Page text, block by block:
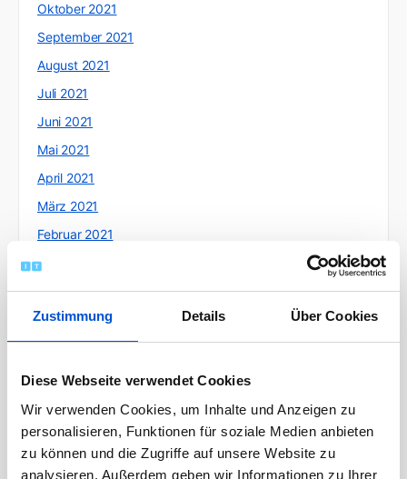
Zustimmung Details Über Cookies
Diese Webseite verwendet Cookies
Wir verwenden Cookies, um Inhalte und Anzeigen zu
personalisieren, Funktionen für soziale Medien anbieten
zu können und die Zugriffe auf unsere Website zu
analysieren. Außerdem geben wir Informationen zu Ihrer
Oktober 2021
September 2021
August 2021
Juli 2021
Juni 2021
Mai 2021
April 2021
März 2021
Februar 2021
Januar 2021
Dezember 2020
November 2020
Oktober 2020
September 2020
August 2020
Juli 2020
Juni 2020